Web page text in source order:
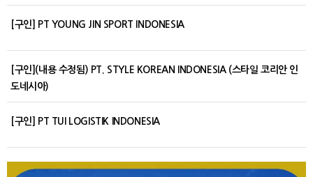
[구인] PT YOUNG JIN SPORT INDONESIA
[구인](내용 수정됨) PT. STYLE KOREAN INDONESIA (스타일 코리안 인
도네시아)
[구인] PT TUI LOGISTIK INDONESIA